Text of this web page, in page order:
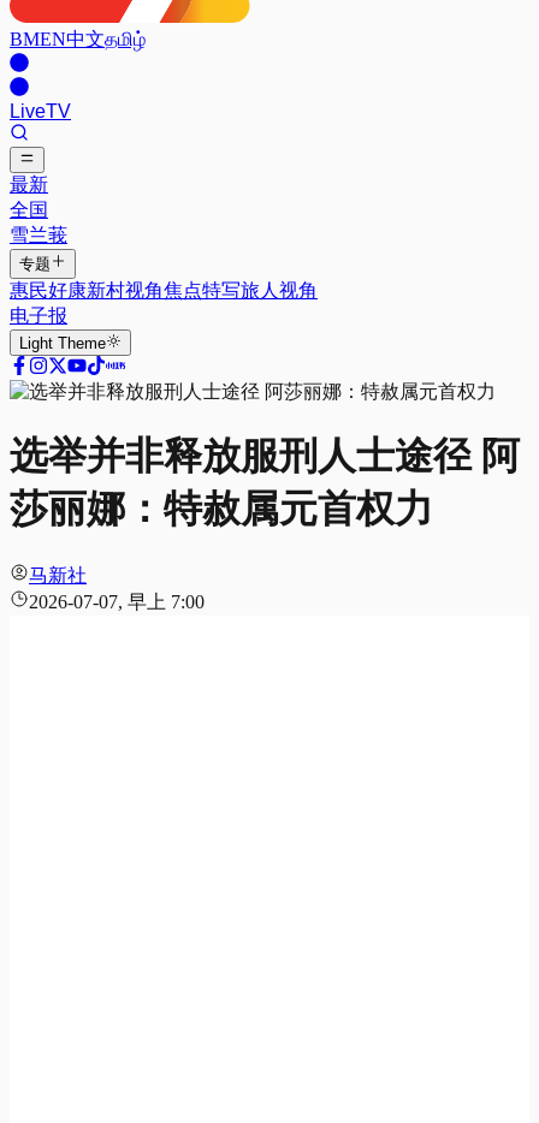
BMEN中文தமிழ்
LiveTV
最新
全国
雪兰莪
专题
惠民好康新村视角焦点特写旅人视角
电子报
Light Theme
选举并非释放服刑人士途径 阿
莎丽娜：特赦属元首权力
马新社
2026-07-07, 早上 7:00